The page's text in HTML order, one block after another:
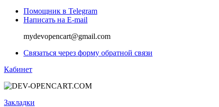
Помощник в Telegram
Написать на E-mail
mydevopencart@gmail.com
Связаться через форму обратной связи
Кабинет
Закладки